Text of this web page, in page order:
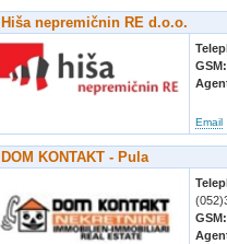
Hiša nepremičnin RE d.o.o.
GSM:
Email
DOM KONTAKT - Pula
GSM: